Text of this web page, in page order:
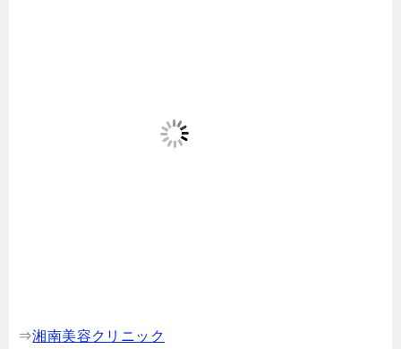
⇒湘南美容クリニック